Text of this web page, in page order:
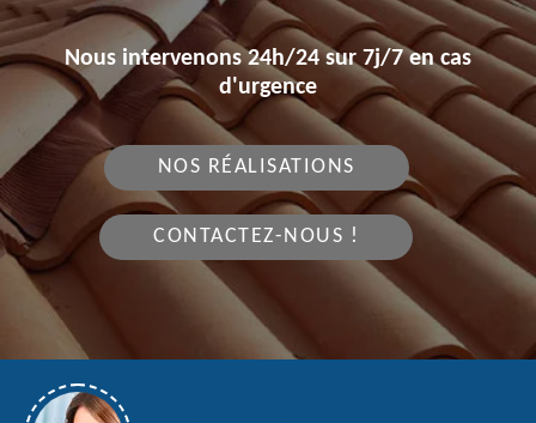
Nous intervenons 24h/24 sur 7j/7 en cas
d'urgence
NOS RÉALISATIONS
CONTACTEZ-NOUS !